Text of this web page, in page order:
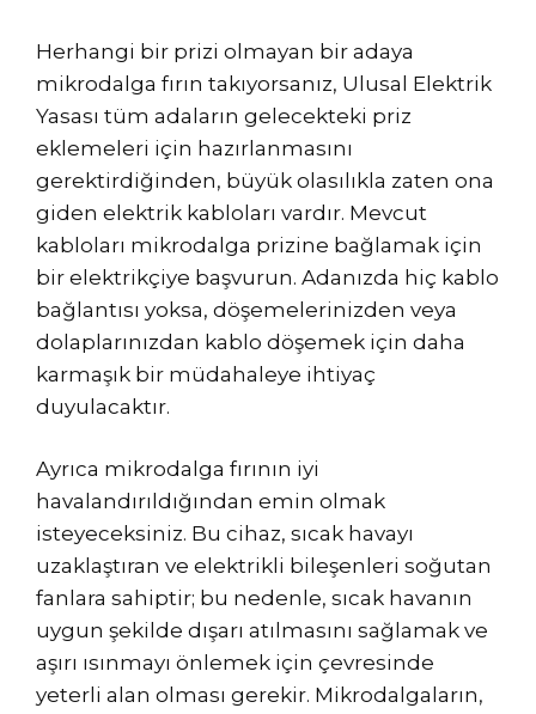
Herhangi bir prizi olmayan bir adaya
mikrodalga fırın takıyorsanız, Ulusal Elektrik
Yasası tüm adaların gelecekteki priz
eklemeleri için hazırlanmasını
gerektirdiğinden, büyük olasılıkla zaten ona
giden elektrik kabloları vardır. Mevcut
kabloları mikrodalga prizine bağlamak için
bir elektrikçiye başvurun. Adanızda hiç kablo
bağlantısı yoksa, döşemelerinizden veya
dolaplarınızdan kablo döşemek için daha
karmaşık bir müdahaleye ihtiyaç
duyulacaktır.
Ayrıca mikrodalga fırının iyi
havalandırıldığından emin olmak
isteyeceksiniz. Bu cihaz, sıcak havayı
uzaklaştıran ve elektrikli bileşenleri soğutan
fanlara sahiptir; bu nedenle, sıcak havanın
uygun şekilde dışarı atılmasını sağlamak ve
aşırı ısınmayı önlemek için çevresinde
yeterli alan olması gerekir. Mikrodalgaların,